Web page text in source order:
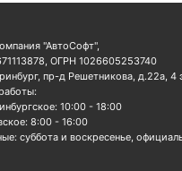
"АвтоСофт",
ОГРН 1026605253740
пр-д Решетникова, д.22а, 4
10:00 - 18:00
8:00 - 16:00
суббота и воскресенье,